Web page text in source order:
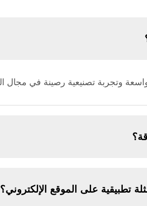
تطبيقية على الموقع الإلكتروني؟